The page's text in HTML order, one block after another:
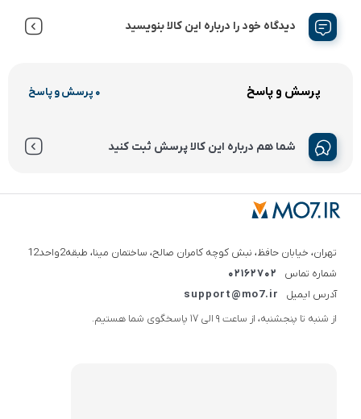
دیدگاه خود را درباره این کالا بنویسید
پرسش و پاسخ 0 پرسش و پاسخ
شما هم درباره این کالا پرسش ثبت کنید
تهران، خیابان حافظ، نبش کوچه کامران صالح، ساختمان مینا، طبقه2واحد12
شماره تماس
02162702
آدرس ایمیل
support@mo7.ir
از شنبه تا پنجشنبه، از ساعت 9 الی 17 پاسخگوی شما هستیم.